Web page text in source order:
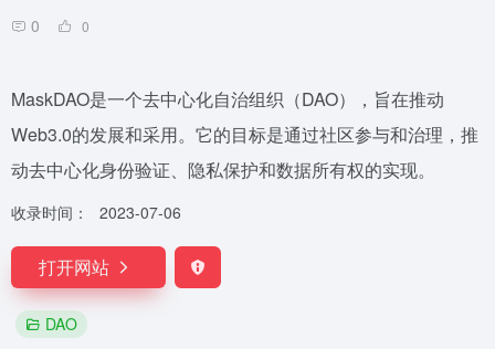
0 0
MaskDAO是一个去中心化自治组织（DAO），旨在推动
Web3.0的发展和采用。它的目标是通过社区参与和治理，推
动去中心化身份验证、隐私保护和数据所有权的实现。
收录时间： 2023-07-06
打开网站
DAO